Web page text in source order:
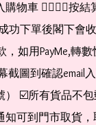
物車 👉🏻👉🏻按結
功下單後閣下會
，如用PayMe,轉
截圖到確認email
） ☑️所有貨品不
知可到門市取貨